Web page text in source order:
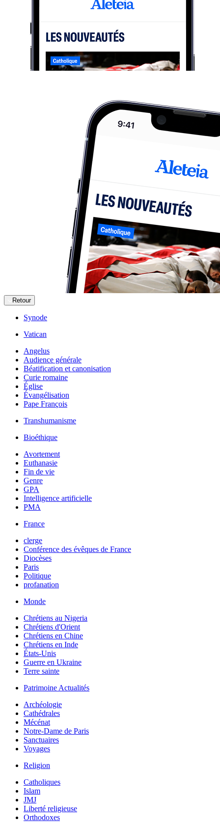
Retour
Synode
Vatican
Angelus
Audience générale
Béatification et canonisation
Curie romaine
Église
Évangélisation
Pape François
Transhumanisme
Bioéthique
Avortement
Euthanasie
Fin de vie
Genre
GPA
Intelligence artificielle
PMA
France
clerge
Conférence des évêques de France
Diocèses
Paris
Politique
profanation
Monde
Chrétiens au Nigeria
Chrétiens d'Orient
Chrétiens en Chine
Chrétiens en Inde
États-Unis
Guerre en Ukraine
Terre sainte
Patrimoine Actualités
Archéologie
Cathédrales
Mécénat
Notre-Dame de Paris
Sanctuaires
Voyages
Religion
Catholiques
Islam
JMJ
Liberté religieuse
Orthodoxes